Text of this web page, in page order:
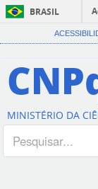
BRASIL
MINISTÉRIO DA